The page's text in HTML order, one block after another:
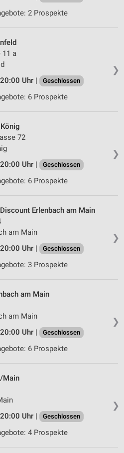
2 Prospekte
❯
11 a
Uhr |
Geschlossen
6 Prospekte
❯
72
Uhr |
Geschlossen
6 Prospekte
❯
Erlenbach am Main
am Main
Uhr |
Geschlossen
3 Prospekte
❯
am Main
am Main
Uhr |
Geschlossen
6 Prospekte
❯
Main
Uhr |
Geschlossen
4 Prospekte